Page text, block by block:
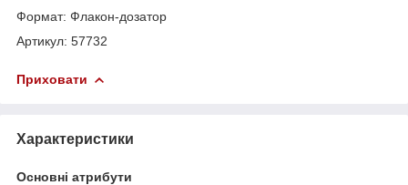
Формат: Флакон-дозатор
Артикул: 57732
Приховати
Характеристики
Основні атрибути